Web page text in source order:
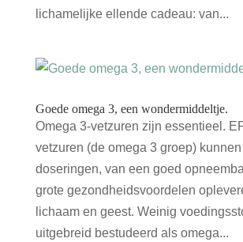
lichamelijke ellende cadeau: van...
Goede omega 3, een wondermiddeltje.
Omega 3-vetzuren zijn essentieel.
vetzuren (de omega 3 groep)
doseringen, van een goed
grote gezondheidsvoordelen
lichaam en geest. Weinig
uitgebreid bestudeerd als omega...